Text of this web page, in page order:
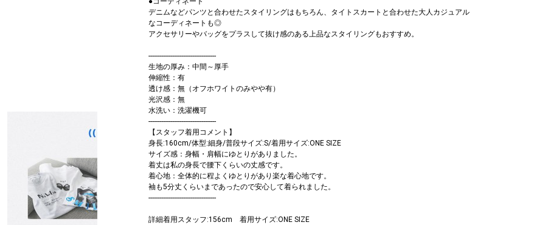
デニムなどパンツと合わせたスタイリングはもちろん、タイトスカートと合わせた大人カジュアル
なコーディネートも◎
アクセサリーやバッグをプラスして抜け感のある上品なスタイリングもおすすめ。
-------------------------------------
生地の厚み：中間～厚手
伸縮性：有
透け感：無（オフホワイトのみやや有）
光沢感：無
水洗い：洗濯機可
-------------------------------------
【スタッフ着用コメント】
身長:160cm/体型:細身/普段サイズ:S/着用サイズ:ONE SIZE
サイズ感：身幅・肩幅にゆとりがありました。
着丈は私の身長で腰下くらいの丈感です。
着心地：全体的に程よくゆとりがあり楽な着心地です。
袖も5分丈くらいまであったので安心して着られました。
-------------------------------------
詳細着用スタッフ:156cm 着用サイズ:ONE SIZE